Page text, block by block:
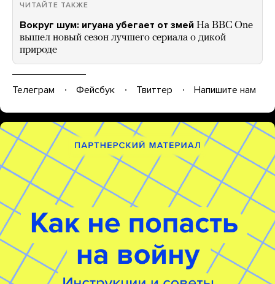
ЧИТАЙТЕ ТАКЖЕ
Вокруг шум: игуана убегает от змей На BBC One
вышел новый сезон лучшего сериала о дикой
природе
Телеграм Фейсбук Твиттер Напишите нам